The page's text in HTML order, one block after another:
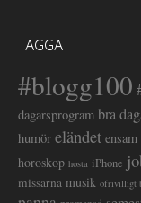
TAGGAT
#blogg100
dagarsprogram bra
humör eländet ensam
horoskop hosta iPhone
missarna musik ofrivilligt